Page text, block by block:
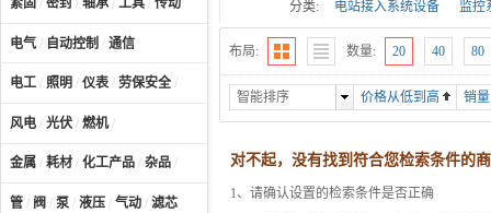
紧固 / 密封 / 轴承 / 工具 / 传动
电气 / 自动控制 / 通信
电工 / 照明 / 仪表 / 劳保安全 /
风电 / 光伏 / 燃机/
金属 / 耗材 / 化工产品 / 杂品 /
管 / 阀 / 泵 / 液压 / 气动 / 滤芯
分类: 电站接入系统设备 监控
布局: 数量: 20 40 80
智能排序 价格从低到高 销量
对不起，没有找到符合您检索条件的
1、请确认设置的检索条件是否正确